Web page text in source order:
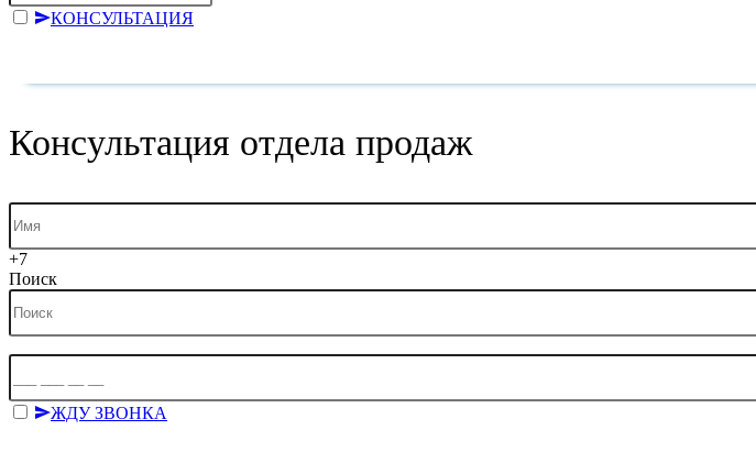
КОНСУЛЬТАЦИЯ
Консультация отдела продаж
+7
Поиск
ЖДУ ЗВОНКА